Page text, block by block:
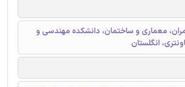
معماری و ساختمان، دانشکده مهندسی و
انگلستان